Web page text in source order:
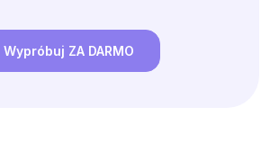
Wypróbuj ZA DARMO